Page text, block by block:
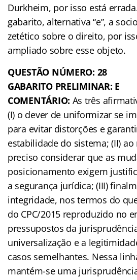
Durkheim, por isso está
gabarito, alternativa “e”, a
zetético sobre o direito, por
ampliado sobre esse objeto.
QUESTÃO NÚMERO: 28
GABARITO PRELIMINAR: E
COMENTÁRIO: As três
(I) o dever de uniformizar se
para evitar distorções e
estabilidade do sistema; (II)
preciso considerar que as
posicionamento exigem
a segurança jurídica; (III)
integridade, nos termos do
do CPC/2015 reproduzido no
pressupostos da
universalização e a
casos semelhantes. Nessa
mantém-se uma